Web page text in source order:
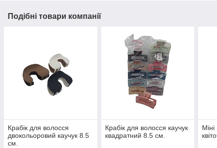
Подібні товари компанії
Крабік для волосся
двокольоровий каучук 8.5
см.
Крабік для волосся каучук
квадратний 8.5 см.